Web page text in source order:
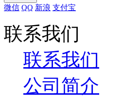
微信 QQ 新浪 支付宝
联系我们
联系我们
公司简介